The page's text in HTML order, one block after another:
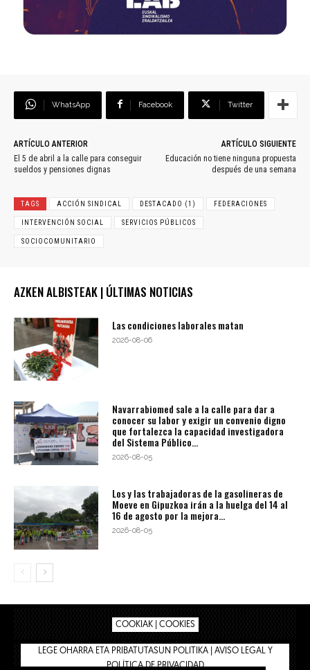
WhatsApp Facebook Twitter
ARTÍCULO ANTERIOR
El 5 de abril a la calle para conseguir
sueldos y pensiones dignas
ARTÍCULO SIGUIENTE
Educación no tiene ninguna propuesta
después de una semana
TAGS ACCIÓN SINDICAL DESTACADO (1) FEDERACIONES
INTERVENCIÓN SOCIAL SERVICIOS PÚBLICOS
SOCIOCOMUNITARIO
AZKEN ALBISTEAK | ÚLTIMAS NOTICIAS
Las condiciones laborales matan
2026-08-06
Navarrabiomed sale a la calle para dar a
conocer su labor y exigir un convenio digno
que fortalezca la capacidad investigadora
del Sistema Público...
2026-08-05
Los y las trabajadoras de la gasolineras de
Moeve en Gipuzkoa irán a la huelga del 14 al
16 de agosto por la mejora...
2026-08-05
COOKIAK | COOKIES
LEGE OHARRA ETA PRIBATUTASUN POLITIKA | AVISO LEGAL Y
POLÍTICA DE PRIVACIDAD